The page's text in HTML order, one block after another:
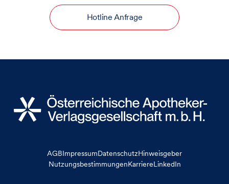
Hotline Anfrage
AGBImpressumDatenschutzHinweisgeber
NutzungsbestimmungenKarriereLinkedIn